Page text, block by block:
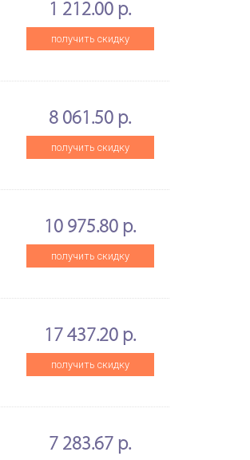
1 212.00 р.
получить скидку
8 061.50 р.
получить скидку
10 975.80 р.
получить скидку
17 437.20 р.
получить скидку
7 283.67 р.